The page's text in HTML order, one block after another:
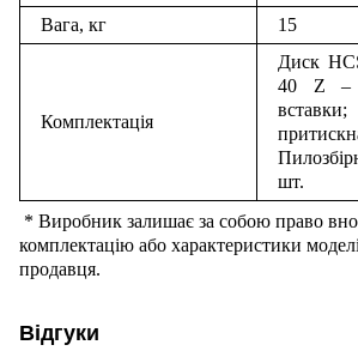
Вага, кг 15
Комплектація
Диск
40 Z –
шт.
* Виробник залишає за собою право
комплектацію або характеристики
продавця.
Відгуки